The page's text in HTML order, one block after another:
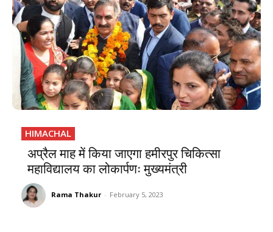
HIMACHAL
अप्रैल माह में किया जाएगा हमीरपुर चिकित्सा
महाविद्यालय का लोकार्पणः मुख्यमंत्री
Rama Thakur - February 5, 2023